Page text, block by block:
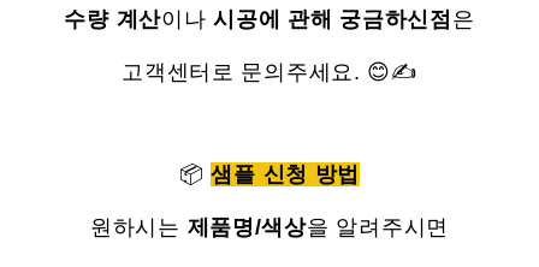
수량 계산이나시공에 관해 궁금하신점 은
고객센터로 문의주세요. 😊✍
📦샘플 신청 방법
원하시는 제품명/색상을 알려주시면